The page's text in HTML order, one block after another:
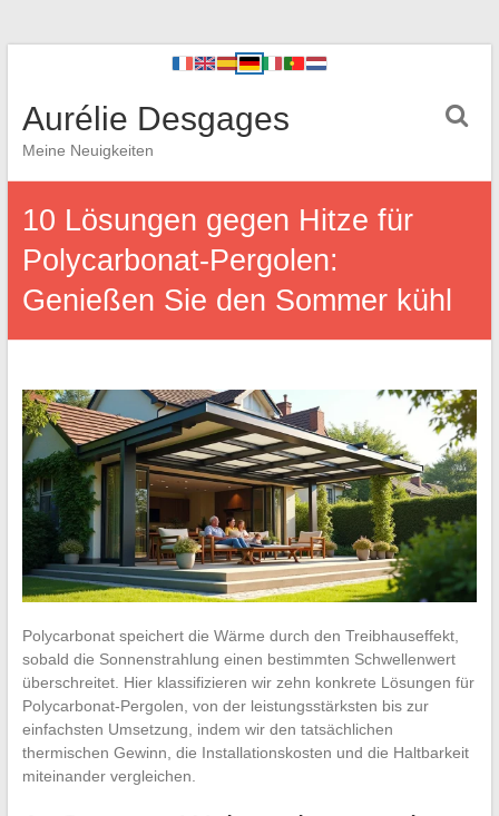
Aurélie Desgages
Meine Neuigkeiten
10 Lösungen gegen Hitze für
Polycarbonat-Pergolen:
Genießen Sie den Sommer kühl
Polycarbonat speichert die Wärme durch den Treibhauseffekt,
sobald die Sonnenstrahlung einen bestimmten Schwellenwert
überschreitet. Hier klassifizieren wir zehn konkrete Lösungen für
Polycarbonat-Pergolen, von der leistungsstärksten bis zur
einfachsten Umsetzung, indem wir den tatsächlichen
thermischen Gewinn, die Installationskosten und die Haltbarkeit
miteinander vergleichen.